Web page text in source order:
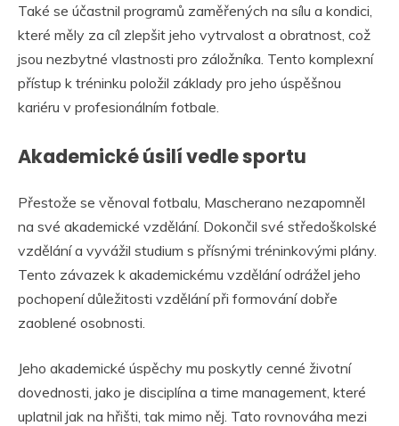
Také se účastnil programů zaměřených na sílu a kondici,
které měly za cíl zlepšit jeho vytrvalost a obratnost, což
jsou nezbytné vlastnosti pro záložníka. Tento komplexní
přístup k tréninku položil základy pro jeho úspěšnou
kariéru v profesionálním fotbale.
Akademické úsilí vedle sportu
Přestože se věnoval fotbalu, Mascherano nezapomněl
na své akademické vzdělání. Dokončil své středoškolské
vzdělání a vyvážil studium s přísnými tréninkovými plány.
Tento závazek k akademickému vzdělání odrážel jeho
pochopení důležitosti vzdělání při formování dobře
zaoblené osobnosti.
Jeho akademické úspěchy mu poskytly cenné životní
dovednosti, jako je disciplína a time management, které
uplatnil jak na hřišti, tak mimo něj. Tato rovnováha mezi